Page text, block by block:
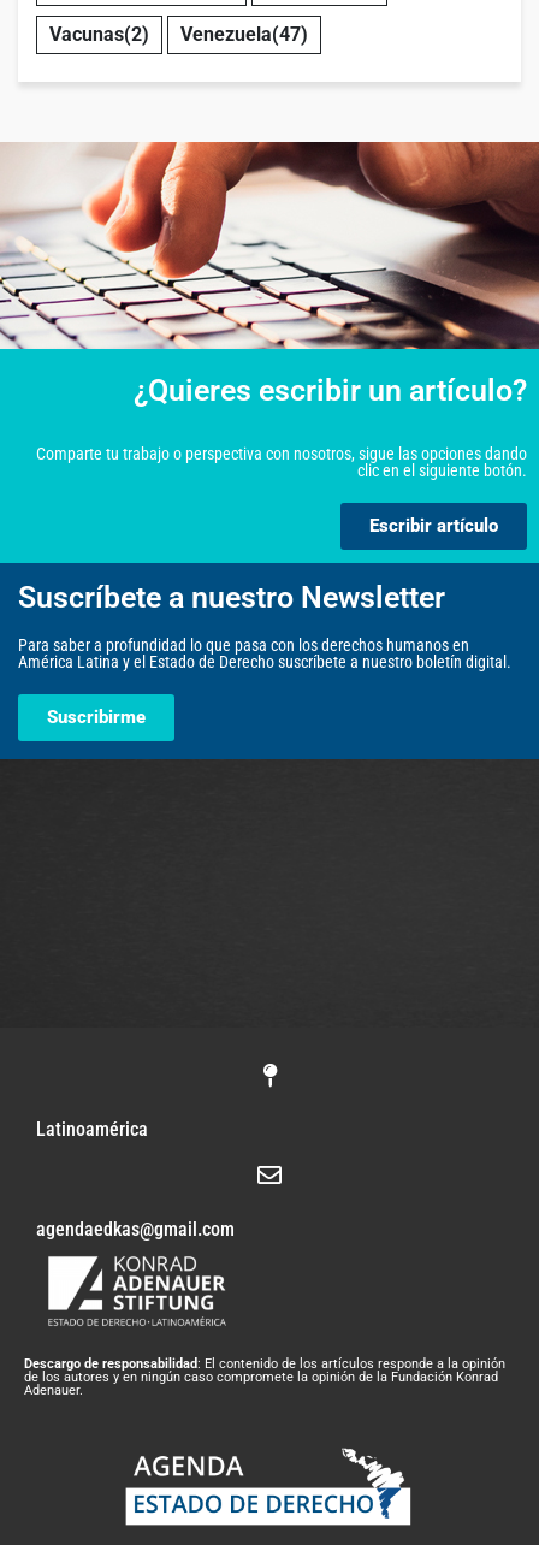
Vacunas(2) Venezuela(47)
¿Quieres escribir un artículo?
Comparte tu trabajo o perspectiva con nosotros, sigue las opciones dando
clic en el siguiente botón.
Escribir artículo
Suscríbete a nuestro Newsletter
Para saber a profundidad lo que pasa con los derechos humanos en
América Latina y el Estado de Derecho suscríbete a nuestro boletín digital.
Suscribirme
Latinoamérica
agendaedkas@gmail.com
Descargo de responsabilidad: El contenido de los artículos responde a la opinión
de los autores y en ningún caso compromete la opinión de la Fundación Konrad
Adenauer.